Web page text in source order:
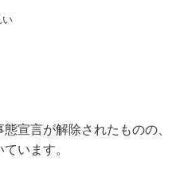
い
宣言が解除されたものの、
います。